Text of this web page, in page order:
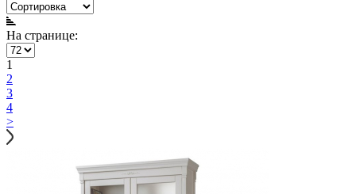
На странице:
1
2
3
4
>